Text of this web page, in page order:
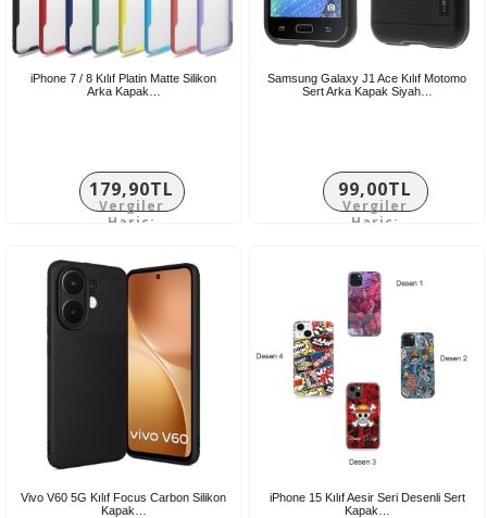
iPhone 7 / 8 Kılıf Platin Matte Silikon
Arka Kapak…
179,90TL
Vergiler
Hariç:
Samsung Galaxy J1 Ace Kılıf Motomo
Sert Arka Kapak Siyah…
99,00TL
Vergiler
Hariç:
Vivo V60 5G Kılıf Focus Carbon Silikon
Kapak…
iPhone 15 Kılıf Aesir Seri Desenli Sert
Kapak…